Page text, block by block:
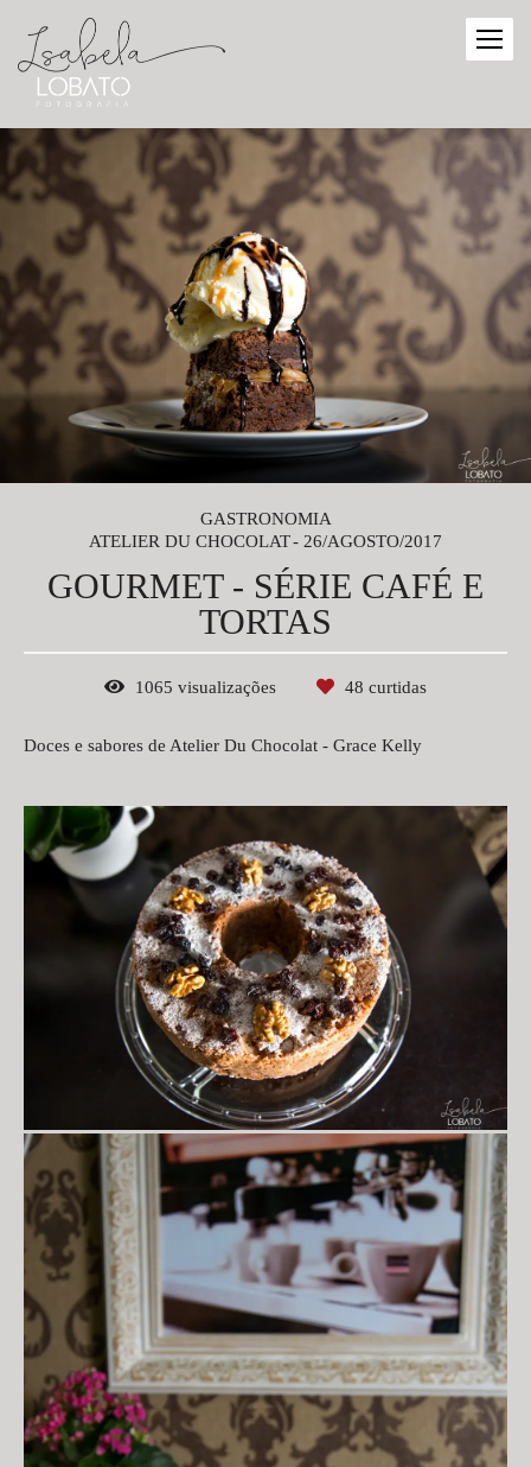
GASTRONOMIA
ATELIER DU CHOCOLAT
26/AGOSTO/2017
GOURMET - SÉRIE CAFÉ E
TORTAS
1065 visualizações 48 curtidas
Doces e sabores de Atelier Du Chocolat - Grace Kelly